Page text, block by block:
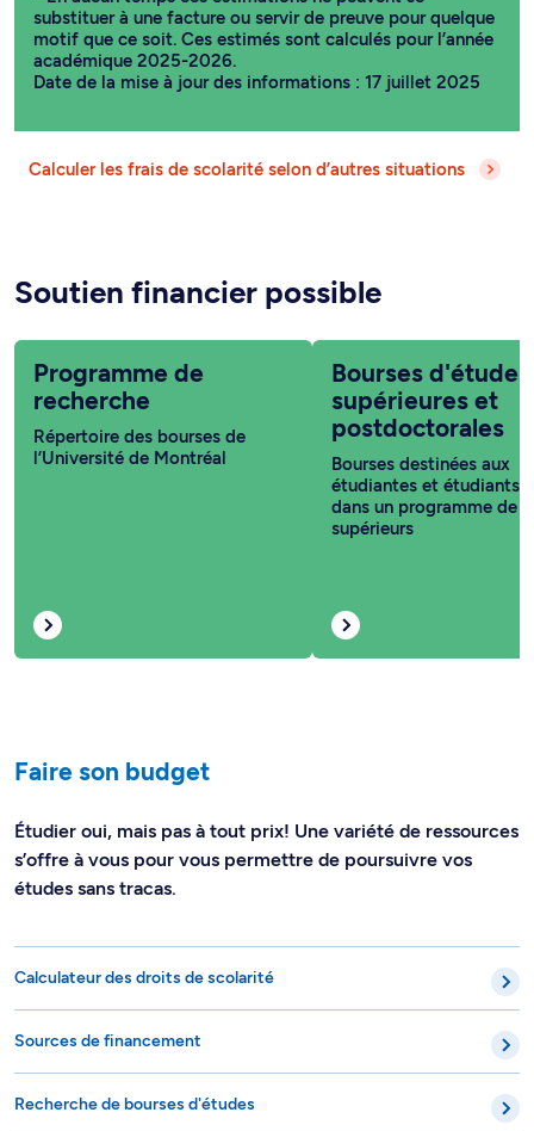
substituer à une facture ou servir de preuve pour quelque
motif que ce soit. Ces estimés sont calculés pour l’année
académique 2025-2026.
Date de la mise à jour des informations : 17 juillet 2025
Calculer les frais de scolarité selon d’autres situations
Soutien financier possible
Programme de
recherche
Répertoire des bourses de
l’Université de Montréal
Bourses d'études
supérieures et
postdoctorales
Bourses destinées aux
étudiantes et étudiants
dans un programme de
supérieurs
Faire son budget
Étudier oui, mais pas à tout prix! Une variété de ressources
s’offre à vous pour vous permettre de poursuivre vos
études sans tracas.
Calculateur des droits de scolarité
Sources de financement
Recherche de bourses d'études